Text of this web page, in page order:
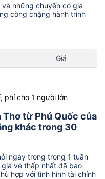
những chuyến có giá
còng chặng hành trình
Giá
phí cho 1 người lớn
từ Phú Quốc của
khác trong 30
ngày trong trong 1 tuần
vé thấp nhất đã bao
hợp với tình hình tài chính